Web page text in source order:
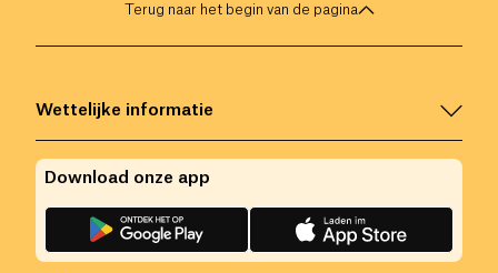
Terug naar het begin van de pagina
Wettelijke informatie
Download onze app